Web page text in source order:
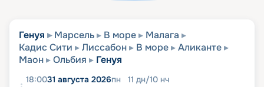
Генуя Марсель В море
Малага
Кадис Сити
Лиссабон В море
Аликанте
Маон
Ольбия Генуя
18:0031 августа 2026пн 11 дн/10 нч